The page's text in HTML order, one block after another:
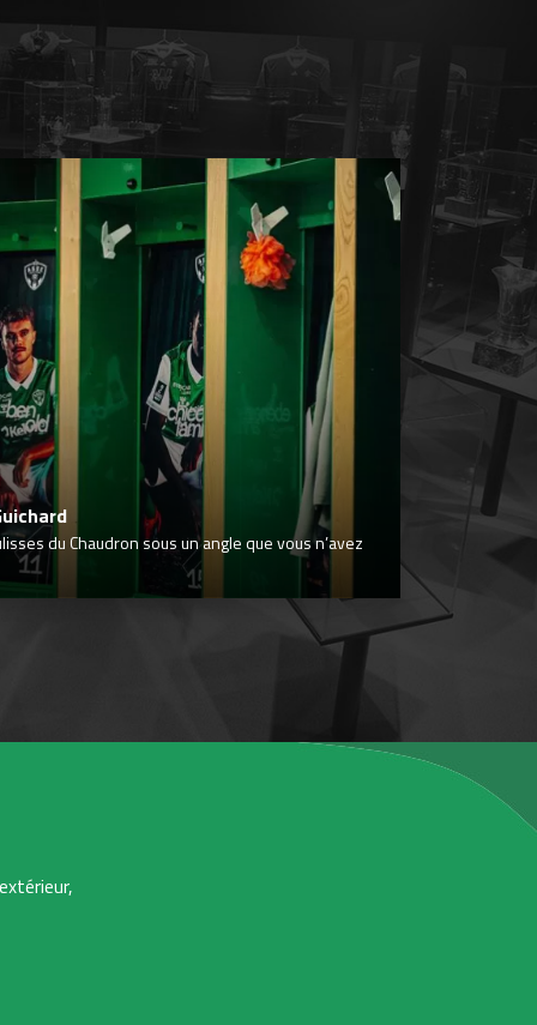
du Chaudron sous un angle que vous n’avez